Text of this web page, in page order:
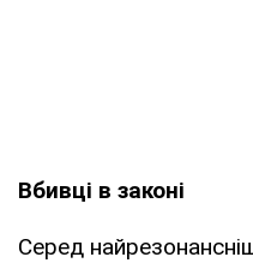
Вбивці в законі
Серед